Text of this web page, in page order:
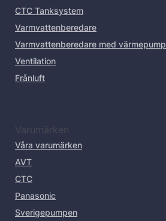
CTC Tanksystem
Varmvattenberedare
Varmvattenberedare med värmepump
Ventilation
Frånluft
Varumärken
Våra varumärken
AVT
CTC
Panasonic
Sverigepumpen